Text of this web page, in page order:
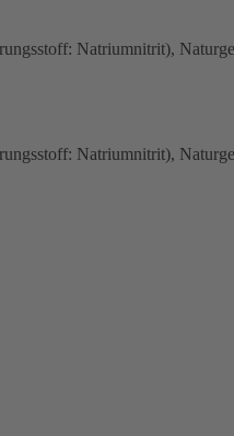
Natriumnitrit),
Natriumnitrit),